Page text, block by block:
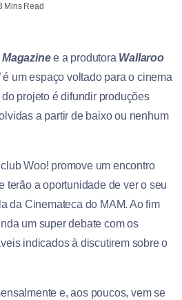
Mins Read
e a produtora Wallaroo
é um espaço voltado para o cinema
projeto é difundir produções
a partir de baixo ou nenhum
Woo! promove um encontro
terão a oportunidade de ver o seu
da Cinemateca do MAM. Ao fim
um super debate com os
indicados à discutirem sobre o
e, aos poucos, vem se